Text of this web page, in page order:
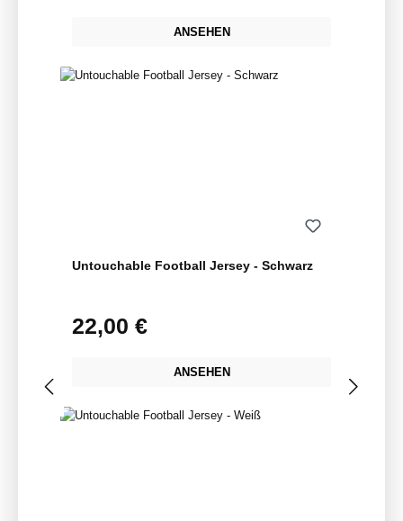
ANSEHEN
Untouchable Football Jersey - Schwarz
Regulärer Preis:
22,00 €
ANSEHEN